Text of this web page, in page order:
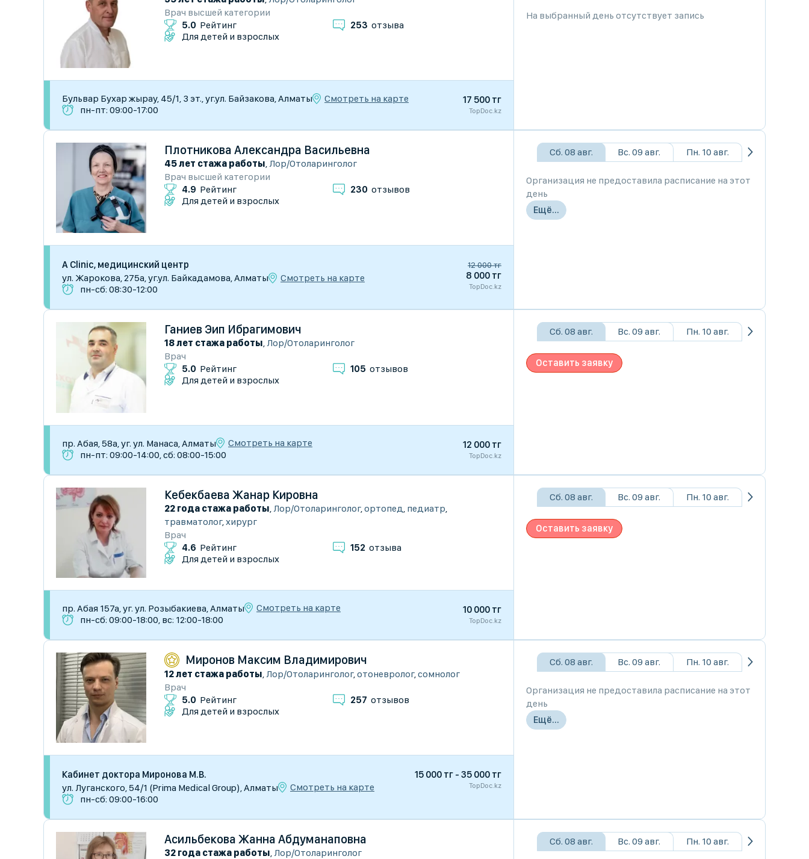
Врач высшей категории
5.0 Рейтинг 253 отзыва
Для детей и взрослых
Бульвар Бухар жырау, 45/1, 3 эт., уг.ул. Байзакова, Алматы
Смотреть на карте
пн-пт: 09:00-17:00
17 500 тг
TopDoc.kz
На выбранный день отсутствует запись
Плотникова Александра Васильевна
45 лет стажа работы,Лор/Отоларинголог
Врач высшей категории
4.9 Рейтинг 230 отзывов
Для детей и взрослых
A Clinic, медицинский центр
ул. Жарокова, 275а, уг.ул. Байкадамова, Алматы
Смотреть на карте
пн-сб: 08:30-12:00
12 000 тг
8 000 тг
TopDoc.kz
Сб. 08 авг. Вс. 09 авг. Пн. 10 авг.
Организация не предоставила расписание на этот
день
Ещё...
Ганиев Эип Ибрагимович
18 лет стажа работы,Лор/Отоларинголог
Врач
5.0 Рейтинг 105 отзывов
Для детей и взрослых
пр. Абая, 58а, уг. ул. Манаса, Алматы
Смотреть на карте
пн-пт: 09:00-14:00, сб: 08:00-15:00
12 000 тг
TopDoc.kz
Сб. 08 авг. Вс. 09 авг. Пн. 10 авг.
Оставить заявку
Кебекбаева Жанар Кировна
22 года стажа работы,Лор/Отоларинголог,ортопед, педиатр,
травматолог,хирург
Врач
4.6 Рейтинг 152 отзыва
Для детей и взрослых
пр. Абая 157а, уг. ул. Розыбакиева, Алматы
Смотреть на карте
пн-сб: 09:00-18:00, вс: 12:00-18:00
10 000 тг
TopDoc.kz
Сб. 08 авг. Вс. 09 авг. Пн. 10 авг.
Оставить заявку
Миронов Максим Владимирович
12 лет стажа работы,Лор/Отоларинголог,отоневролог,сомнолог
Врач
5.0 Рейтинг 257 отзывов
Для детей и взрослых
Кабинет доктора Миронова М.В.
ул. Луганского, 54/1 (Prima Medical Group), Алматы
Смотреть на карте
пн-сб: 09:00-16:00
15 000 тг - 35 000 тг
TopDoc.kz
Сб. 08 авг. Вс. 09 авг. Пн. 10 авг.
Организация не предоставила расписание на этот
день
Ещё...
Асильбекова Жанна Абдуманаповна
32 года стажа работы,Лор/Отоларинголог
Сб. 08 авг. Вс. 09 авг. Пн. 10 авг.